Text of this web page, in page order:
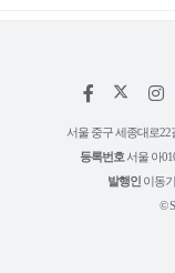
페
스
인
서울 중구 세종대로22
등록번호 서울 아
발행인 이동기
©